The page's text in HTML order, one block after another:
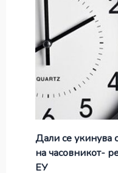
Дали се укинува
на часовникот-
ЕУ